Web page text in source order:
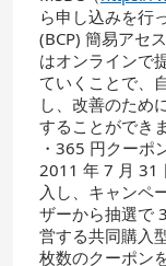
ら申し込みを行
(BCP) 簡易アセ
はオンラインで
ていくことで、
し、改善のため
することができま
・365 円クーポ
2011 年 7 月 31
入し、キャンペ
ザーから抽選で
営する共同購入
枚数のクーポン